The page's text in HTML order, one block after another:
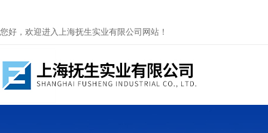
您好，欢迎进入上海抚生实业有限公司网站！